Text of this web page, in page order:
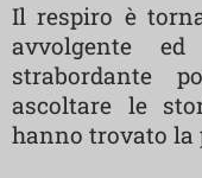
Il respiro è
avvolgente
strabordante
ascoltare le
hanno trovato la